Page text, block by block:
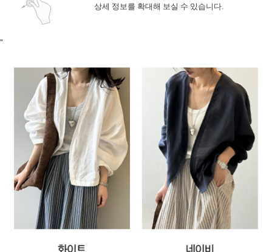
상세 정보를 확대해 보실 수 있습니다.
"